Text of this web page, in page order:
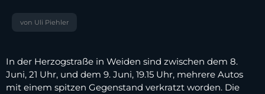
von Uli Piehler
In der Herzogstraße in Weiden sind zwischen dem 8.
Juni, 21 Uhr, und dem 9. Juni, 19.15 Uhr, mehrere Autos
mit einem spitzen Gegenstand verkratzt worden. Die